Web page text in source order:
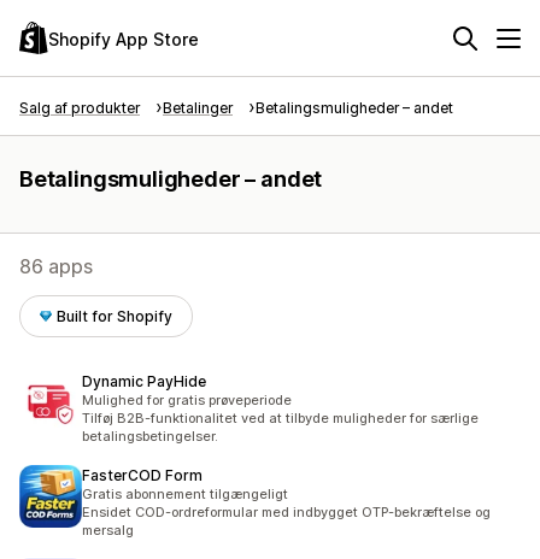
Shopify App Store
Salg af produkter Betalinger Betalingsmuligheder – andet
Betalingsmuligheder – andet
86 apps
Built for Shopify
Dynamic PayHide
Mulighed for gratis prøveperiode
Tilføj B2B-funktionalitet ved at tilbyde muligheder for særlige
betalingsbetingelser.
FasterCOD Form
Gratis abonnement tilgængeligt
Ensidet COD-ordreformular med indbygget OTP-bekræftelse og
mersalg